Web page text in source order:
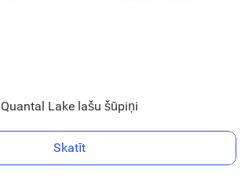
Quantal Lake lašu šūpiņi
Skatīt